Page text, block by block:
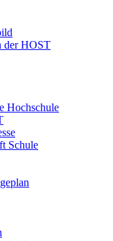
der HOST
Hochschule
Schule